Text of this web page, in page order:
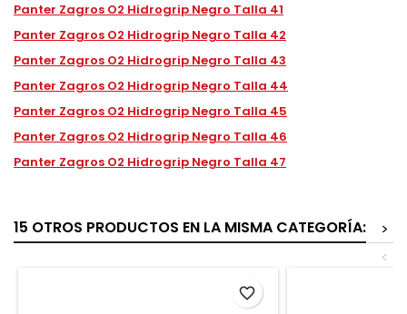
Panter Zagros O2 Hidrogrip Negro Talla 41
Panter Zagros O2 Hidrogrip Negro Talla 42
Panter Zagros O2 Hidrogrip Negro Talla 43
Panter Zagros O2 Hidrogrip Negro Talla 44
Panter Zagros O2 Hidrogrip Negro Talla 45
Panter Zagros O2 Hidrogrip Negro Talla 46
Panter Zagros O2 Hidrogrip Negro Talla 47
15 OTROS PRODUCTOS EN LA MISMA CATEGORÍA:
>
<
favorite_border